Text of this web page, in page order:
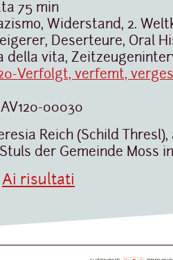
75 min
Widerstand, 2.
Deserteure, Oral
della vita,
Verfolgt, verfemt,
00030
Reich (Schild
der Gemeinde Moss
Ai risultati